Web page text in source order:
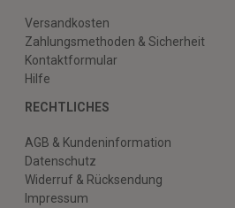
Versandkosten
Zahlungsmethoden & Sicherheit
Kontaktformular
Hilfe
RECHTLICHES
AGB & Kundeninformation
Datenschutz
Widerruf & Rücksendung
Impressum